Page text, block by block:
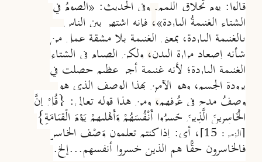
قالوا: يوم تحلاق اللمم. وفي الحديث: «الصومُ في
الشتاء الغنيمةُ الباردة»، فإنه اشتهر بين الناس
بالغنيمة الباردة، بمعنى الغنيمة بلا مشقة عمل مِن
شأنه إصعاد مرارة البدن، ولكن الصيام في الشتاء
الغنيمة الباردة؛ لأنه غنيمة أجر عظيم حصلت في
برودة الجسم، وهو الآمن بهذا الوصف الذي هو
وصفُ مدحٍ في عُرفهم، ومن هذا قوله تعالى: {قُلْ إِنَّ
الْخَاسِرِينَ الَّذِينَ خَسِرُوا أَنْفُسَهُمْ وَأَهْلِيهِمْ يَوْمَ الْقِيَامَةِ}
[الزمر: 15] ، أي: إذا كنتم تعلمون وَصْف الخاسر
فالخاسرون حقًّا هم الذين خسروا أنفسهم...إلخ.